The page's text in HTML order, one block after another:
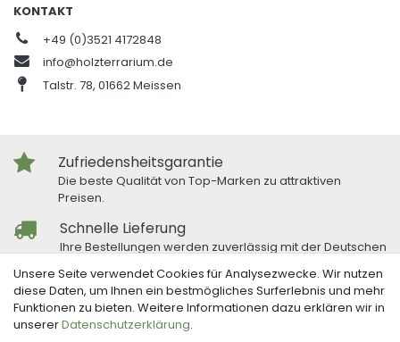
KONTAKT
+49 (0)3521 4172848
info@holzterrarium.de
Talstr. 78, 01662 Meissen
Zufriedensheitsgarantie
Die beste Qualität von Top-Marken zu attraktiven
Preisen.
Schnelle Lieferung
Ihre Bestellungen werden zuverlässig mit der Deutschen
Freundlicher Kundenservice
Bei Fragen oder Anregungen nutzen Sie unser
Kontaktformular.
Unsere Seite verwendet Cookies für Analysezwecke. Wir nutzen
diese Daten, um Ihnen ein bestmögliches Surferlebnis und mehr
Funktionen zu bieten. Weitere Informationen dazu erklären wir in
unsererDaten­schutz­erklärung.